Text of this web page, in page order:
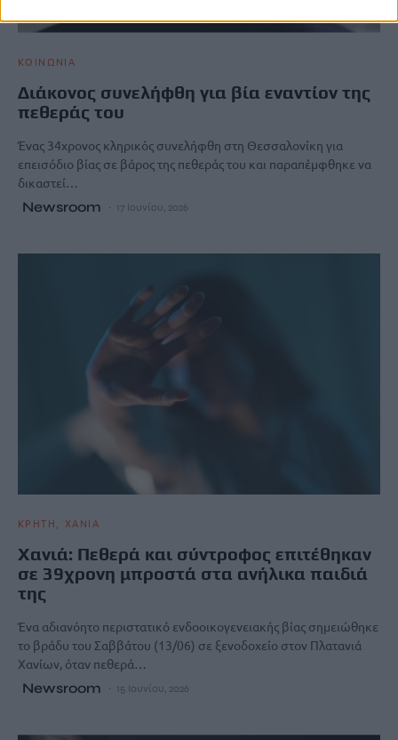
ΚΟΙΝΩΝΙΑ
Διάκονος συνελήφθη για βία εναντίον της
πεθεράς του
Ένας 34χρονος κληρικός συνελήφθη στη Θεσσαλονίκη για
επεισόδιο βίας σε βάρος της πεθεράς του και παραπέμφθηκε να
δικαστεί…
Newsroom 17 Ιουνίου, 2026
ΚΡΗΤΗ ΧΑΝΙΑ
Χανιά: Πεθερά και σύντροφος επιτέθηκαν
σε 39χρονη μπροστά στα ανήλικα παιδιά
της
Ένα αδιανόητο περιστατικό ενδοοικογενειακής βίας σημειώθηκε
το βράδυ του Σαββάτου (13/06) σε ξενοδοχείο στον Πλατανιά
Χανίων, όταν πεθερά…
Newsroom 15 Ιουνίου, 2026